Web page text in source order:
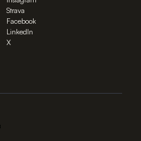
Strava
Facebook
LinkedIn
X